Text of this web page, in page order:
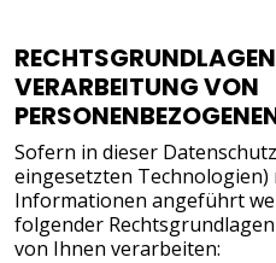
VERARBEITUNG VON
Sofern in dieser
eingesetzten Technologien)
Informationen angeführt
folgender
von Ihnen verarbeiten: